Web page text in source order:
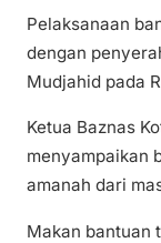
Pelaksanaan
dengan
Mudjahid pada
Ketua Baznas
menyampaikan
amanah dari
Makan bantuan